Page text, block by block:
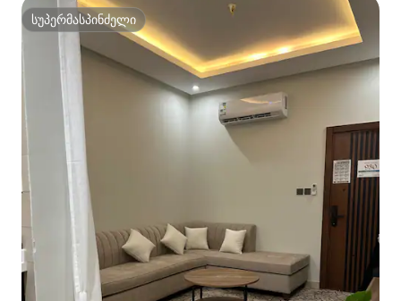
სუპერმასპინძელი
სუპერმასპინძელი